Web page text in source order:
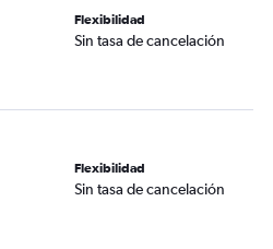
Flexibilidad
Sin tasa de cancelación
Flexibilidad
Sin tasa de cancelación